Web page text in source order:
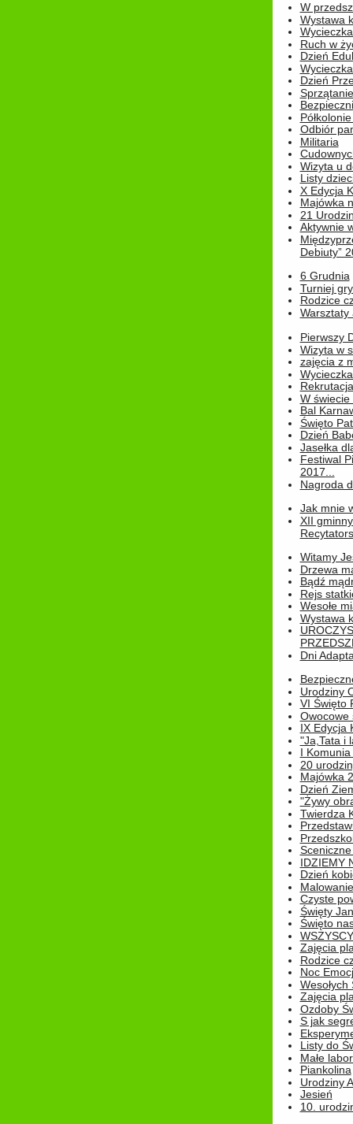
W
Wystawa
Ruch w
Dzień
Dzień
Odbiór
Militaria
Wizyta u
Listy
X Edycja
Majówka
21
Aktywnie
Debiuty”
6 Grudnia
Turniej
Rodzice
Warsztaty
Pierwszy
Wizyta w
zajęcia z
W świecie
Bal
Święto
Dzień
Jasełka
Festiwal
2017...
Nagroda
Jak mnie
XII
Witamy
Drzewa
Bądź
Rejs
Wesołe
Wystawa
Dni
Urodziny
VI Święto
Owocowe
IX Edycja
"Ja,Tata i
I
20
Majówka
Dzień
"Żywy
Twierdza
IDZIEMY
Dzień
Czyste
Święty
Święto
Zajęcia
Rodzice
Noc
Wesołych
Zajęcia
Ozdoby
S jak
Listy do
Małe
Piankolina
Urodziny
Jesień
10.